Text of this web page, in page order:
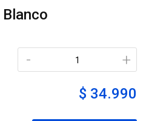
Blanco
+
-
$ 34.990